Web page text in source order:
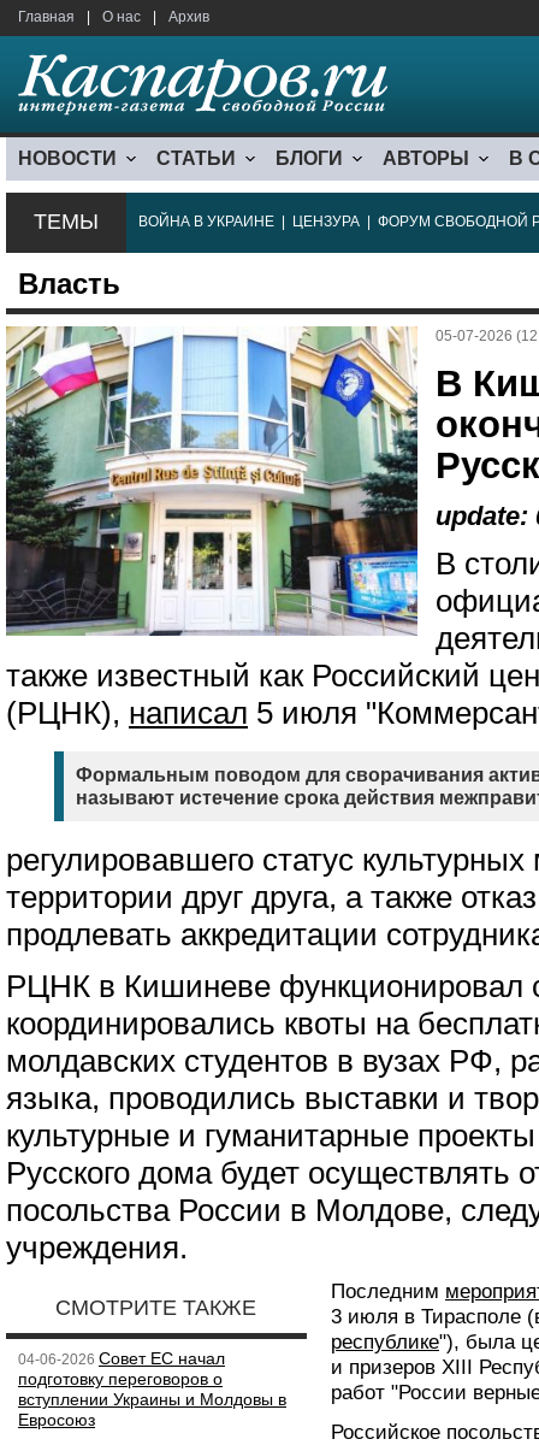
Главная О нас Архив
НОВОСТИ СТАТЬИ БЛОГИ АВТОРЫ В
ТЕМЫ ВОЙНА В УКРАИНЕ ЦЕНЗУРА ФОРУМ СВОБОДНОЙ
Власть
05-07-2026
В
update:
В
также известный как Российский
(РЦНК), написал 5 июля
Формальным поводом для сворачивания
называют истечение срока действия
регулировавшего статус
территории друг друга, а также
продлевать аккредитации
РЦНК в Кишиневе функционировал
координировались квоты на
молдавских студентов в вузах РФ,
языка, проводились выставки и
культурные и гуманитарные
Русского дома будет осуществлять
посольства России в Молдове,
учреждения.
СМОТРИТЕ ТАКЖЕ
04-06-2026 Совет ЕС начал
подготовку переговоров о
вступлении Украины и Молдовы в
Евросоюз
Последним
3 июля в Тирасполе
республике"), была
и призеров XIII
работ "России
Российское